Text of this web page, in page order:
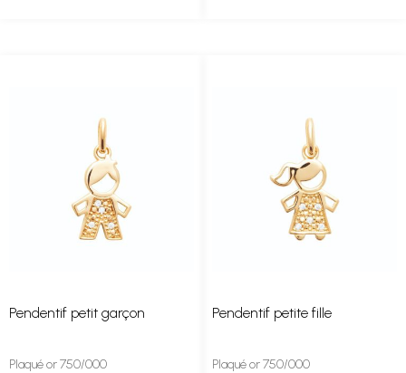
Pendentif petit garçon
Plaqué or 750/000
Pendentif petite fille
Plaqué or 750/000